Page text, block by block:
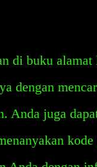
di buku alamat
dengan
Anda juga
kode